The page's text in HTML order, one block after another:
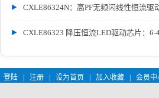
CXLE86324N：高PF无频闪线性恒流驱
CXLE86323 降压恒流LED驱动芯片：6-
登陆 注册 设为首页 加入收藏 会员中